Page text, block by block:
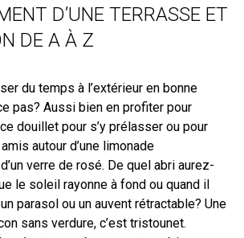
D’UNE TERRASSE ET
DE A À Z
du temps à l’extérieur en bonne
pas? Aussi bien en profiter pour
douillet pour s’y prélasser ou pour
autour d’une limonade
verre de rosé. De quel abri aurez-
le soleil rayonne à fond ou quand il
parasol ou un auvent rétractable? Une
sans verdure, c’est tristounet.